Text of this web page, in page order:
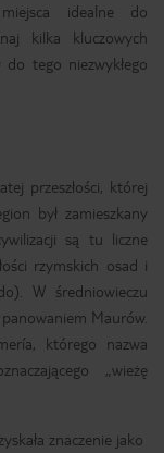
idealne do
kilka kluczowych
tego niezwykłego
przeszłości, której
był zamieszkany
są tu liczne
rzymskich osad i
W średniowieczu
Maurów.
którego nazwa
„wieżę
znaczenie jako